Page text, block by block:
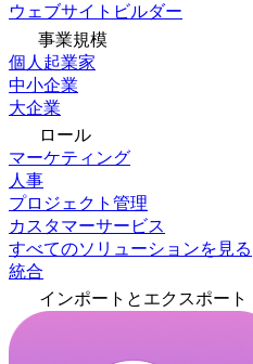
ウェブサイトビルダー
事業規模
個人起業家
中小企業
大企業
ロール
マーケティング
人事
プロジェクト管理
カスタマーサービス
すべてのソリューションを見る
統合
インポートとエクスポート